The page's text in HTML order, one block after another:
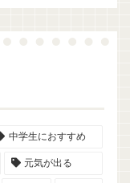
中学生におすすめ
元気が出る